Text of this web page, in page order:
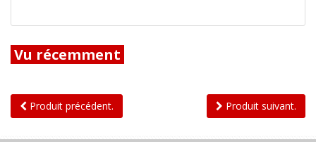
Vu récemment
Produit précédent. Produit suivant.